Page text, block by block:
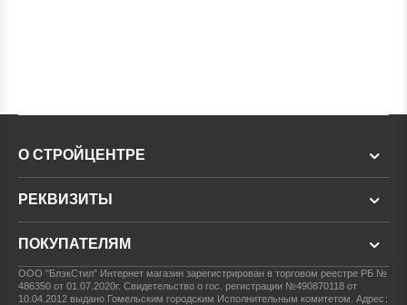
О СТРОЙЦЕНТРЕ
РЕКВИЗИТЫ
ПОКУПАТЕЛЯМ
ООО "БлэкСтил" Интернет магазин зарегистрирован в торговом реестре РБ №
486350 от 01.07.2020г.Свидетельство о гос. регистрации №490870118 от
10.04.2012 выдано Гомельским городским Исполнительным комитетом.Адрес: